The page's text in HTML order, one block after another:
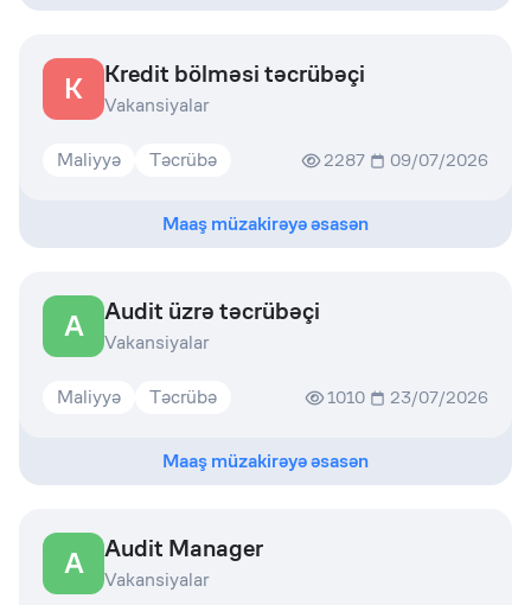
K Kredit bölməsi təcrübəçi
Vakansiyalar
Maliyyə Təcrübə 2287 09/07/2026
Maaş müzakirəyə əsasən
A Audit üzrə təcrübəçi
Vakansiyalar
Maliyyə Təcrübə 1010 23/07/2026
Maaş müzakirəyə əsasən
A Audit Manager
Vakansiyalar